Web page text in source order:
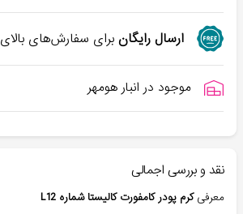
ارسال رایگانبرای سفارش‌های بالای
موجود در انبار هومهر
نقد و بررسی اجمالی
معرفی کرم پودر کامفورت کالیستا شماره L12